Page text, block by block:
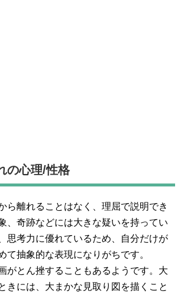
の心理/性格
ら離れることはなく、理屈で説明でき
、奇跡などには大きな疑いを持ってい
思考力に優れているため、自分だけが
て抽象的な表現になりがちです。
がとん挫することもあるようです。大
きには、大まかな見取り図を描くこと